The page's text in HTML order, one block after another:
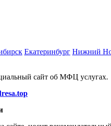
Екатеринбург Нижний
сайт об МФЦ услугах.